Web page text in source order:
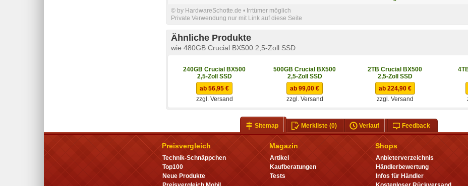
© by HardwareSchotte.de • Irrtümer möglich
Private Verwendung nur mit Link auf diese Seite
Ähnliche Produkte
wie 480GB Crucial BX500 2,5-Zoll SSD
240GB Crucial BX500
2,5-Zoll SSD
500GB Crucial BX500
2,5-Zoll SSD
2TB Crucial BX500
2,5-Zoll SSD
ab 56,95 €
zzgl. Versand
ab 99,00 €
zzgl. Versand
ab 224,90 €
zzgl. Versand
Sitemap Merkliste(0) Verlauf Feedback
Preisvergleich
Technik-Schnäppchen
Top100
Neue Produkte
Magazin
Artikel
Kaufberatungen
Tests
Shops
Anbieterverzeichnis
Händlerbewertung
Infos für Händler